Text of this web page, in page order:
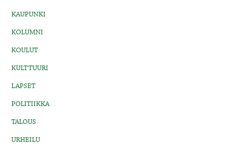
KAUPUNKI
KOLUMNI
KOULUT
KULTTUURI
LAPSET
POLITIIKKA
TALOUS
URHEILU